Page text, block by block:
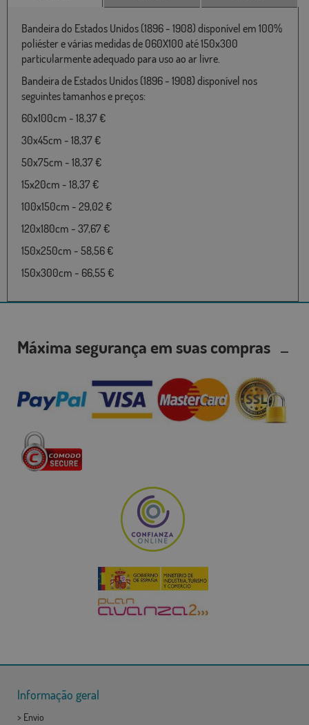
Bandeira do Estados Unidos (1896 - 1908) disponível em 100%
poliéster e várias medidas de 060X100 até 150x300
particularmente adequado para uso ao ar livre.
Bandeira de Estados Unidos (1896 - 1908) disponível nos
seguintes tamanhos e preços:
60x100cm - 18,37 €
30x45cm - 18,37 €
50x75cm - 18,37 €
15x20cm - 18,37 €
100x150cm - 29,02 €
120x180cm - 37,67 €
150x250cm - 58,56 €
150x300cm - 66,55 €
Máxima segurança em suas compras
Informação geral
> Envio